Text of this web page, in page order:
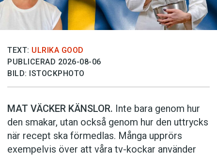
TEXT: ULRIKA GOOD
PUBLICERAD 2026-08-06
BILD: ISTOCKPHOTO
MAT VÄCKER KÄNSLOR. Inte bara genom hur
den smakar, utan också genom hur den uttrycks
när recept ska förmedlas. Många upprörs
exempelvis över att våra tv-kockar använder